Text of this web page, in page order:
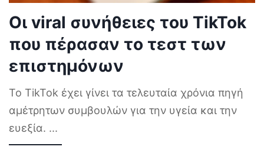
Οι viral συνήθειες του TikTok
που πέρασαν το τεστ των
επιστημόνων
Το TikTok έχει γίνει τα τελευταία χρόνια πηγή
αμέτρητων συμβουλών για την υγεία και την
ευεξία. ...